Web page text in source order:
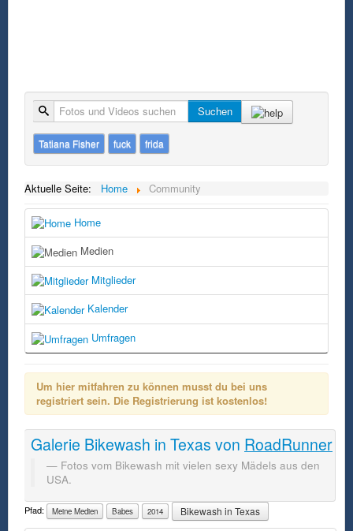
Suche Suchen
Tatiana Fisher fuck frida
Aktuelle Seite: Home Community
Home
Medien
Mitglieder
Kalender
Umfragen
Um hier mitfahren zu können musst du bei uns
registriert sein. Die Registrierung ist kostenlos!
Galerie Bikewash in Texas von RoadRunner
Fotos vom Bikewash mit vielen sexy Mädels aus den
USA.
Pfad: Meine Medien Babes 2014 Bikewash in Texas